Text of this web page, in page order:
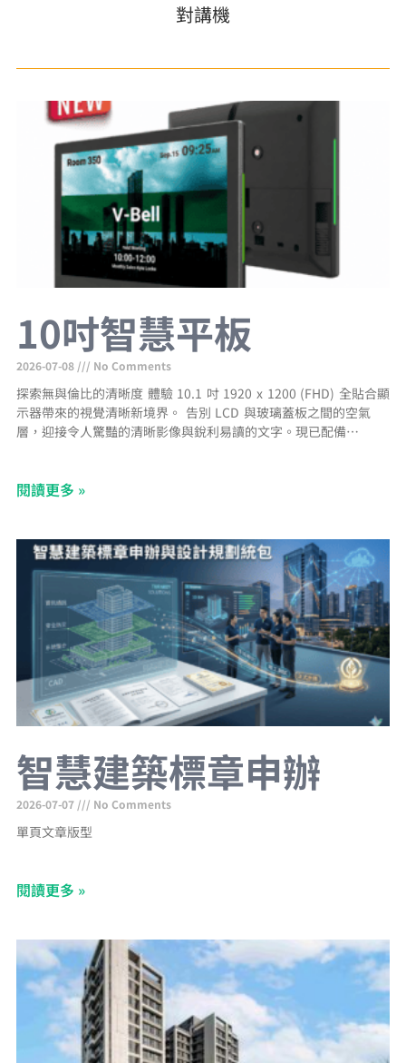
對講機
10吋智慧平板
2026-07-08 No Comments
探索無與倫比的清晰度 體驗 10.1 吋 1920 x 1200 (FHD) 全貼合顯
示器帶來的視覺清晰新境界。 告別 LCD 與玻璃蓋板之間的空氣
層，迎接令人驚豔的清晰影像與銳利易讀的文字。現已配備防指紋
需簡單輕觸裝置，即可進行快速且安全的使用者身分驗證。 PoE+
閱讀更多 »
智慧建築標章申辦
2026-07-07 No Comments
單頁文章版型
閱讀更多 »